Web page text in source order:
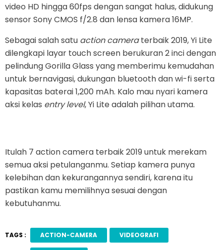
video HD hingga 60fps dengan sangat halus, didukung
sensor Sony CMOS f/2.8 dan lensa kamera 16MP.
Sebagai salah satu action cameraterbaik 2019, Yi Lite
dilengkapi layar touch screen berukuran 2 inci dengan
pelindung Gorilla Glass yang memberimu kemudahan
untuk bernavigasi, dukungan bluetooth dan wi-fi serta
kapasitas baterai 1,200 mAh. Kalo mau nyari kamera
aksi kelas entry level, Yi Lite adalah pilihan utama.
Itulah 7 action camera terbaik 2019 untuk merekam
semua aksi petulanganmu. Setiap kamera punya
kelebihan dan kekurangannya sendiri, karena itu
pastikan kamu memilihnya sesuai dengan
kebutuhanmu.
TAGS : ACTION-CAMERA VIDEOGRAFI